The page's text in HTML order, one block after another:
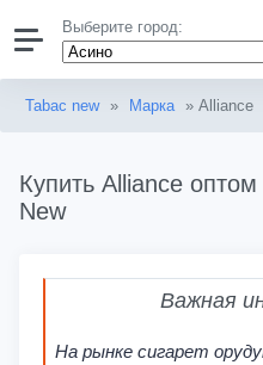
Выберите город:
Tabac new » Марка » Alliance
Купить Alliance
New
Важная
На рынке сигарет